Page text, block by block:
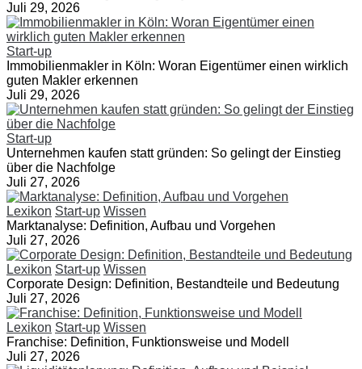
Juli 29, 2026
Start-up
Immobilienmakler in Köln: Woran Eigentümer einen wirklich
guten Makler erkennen
Juli 29, 2026
Start-up
Unternehmen kaufen statt gründen: So gelingt der Einstieg
über die Nachfolge
Juli 27, 2026
Lexikon Start-up Wissen
Marktanalyse: Definition, Aufbau und Vorgehen
Juli 27, 2026
Lexikon Start-up Wissen
Corporate Design: Definition, Bestandteile und Bedeutung
Juli 27, 2026
Lexikon Start-up Wissen
Franchise: Definition, Funktionsweise und Modell
Juli 27, 2026